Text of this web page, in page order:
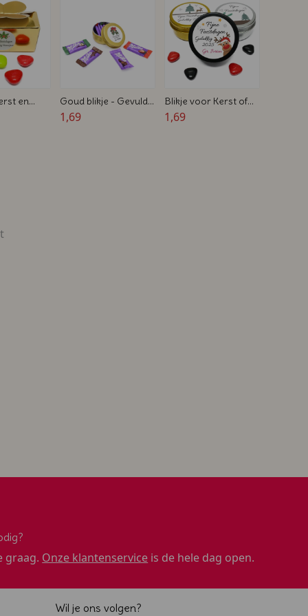
en
-
Goud blikje - Gevuld
met Milka chocolade
1,69
Blikje voor Kerst of
Nieuwjaar - Zwart,
1,69
graag. Onze klantenservice is de hele dag open.
Wil je ons volgen?